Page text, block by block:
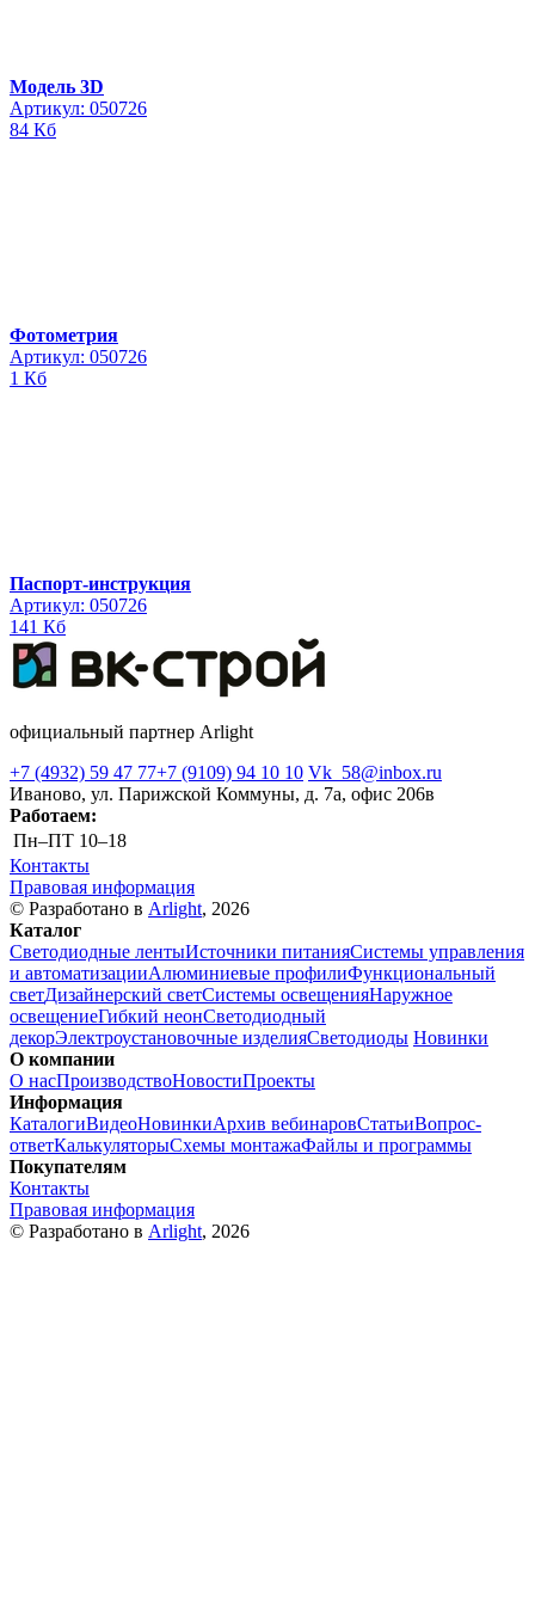
Модель 3D
Артикул: 050726
84 Кб
Фотометрия
Артикул: 050726
1 Кб
Паспорт-инструкция
Артикул: 050726
141 Кб
официальный партнер Arlight
+7 (4932) 59 47 77+7 (9109) 94 10 10 Vk_58@inbox.ru
Иваново, ул. Парижской Коммуны, д. 7а, офис 206в
Работаем:
Пн–ПТ 10–18
Контакты
Правовая информация
© Разработано в Arlight, 2026
Каталог
Светодиодные лентыИсточники питанияСистемы управления
и автоматизацииАлюминиевые профилиФункциональный
светДизайнерский светСистемы освещенияНаружное
освещениеГибкий неонСветодиодный
декорЭлектроустановочные изделияСветодиоды Новинки
О компании
О насПроизводствоНовостиПроекты
Информация
КаталогиВидеоНовинкиАрхив вебинаровСтатьиВопрос-
ответКалькуляторыСхемы монтажаФайлы и программы
Покупателям
Контакты
Правовая информация
© Разработано в Arlight, 2026